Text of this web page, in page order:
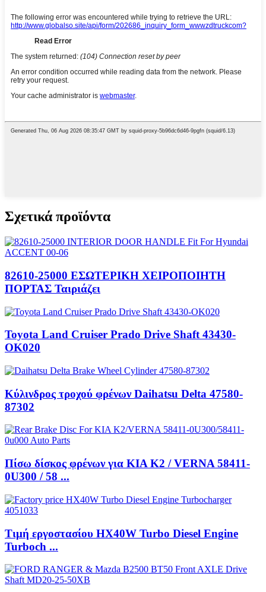
Σχετικά προϊόντα
82610-25000 ΕΣΩΤΕΡΙΚΗ ΧΕΙΡΟΠΟΙΗΤΗ
ΠΟΡΤΑΣ Ταιριάζει
Toyota Land Cruiser Prado Drive Shaft 43430-
ΟΚ020
Κύλινδρος τροχού φρένων Daihatsu Delta 47580-
87302
Πίσω δίσκος φρένων για KIA K2 / VERNA 58411-
0U300 / 58 ...
Τιμή εργοστασίου HX40W Turbo Diesel Engine
Turboch ...